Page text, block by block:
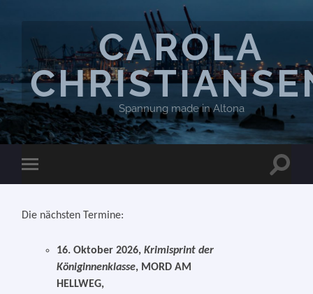
CAROLA
Spannung made in Altona
Menü
Die nächsten Termine:
16. Oktober 2026,Krimisprint der
Königinnenklasse, MORD AM
HELLWEG,